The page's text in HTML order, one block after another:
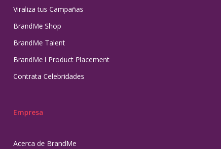
Viraliza tus Campañas
BrandMe Shop
BrandMe Talent
BrandMe l Product Placement
Contrata Celebridades
Empresa
Acerca de BrandMe